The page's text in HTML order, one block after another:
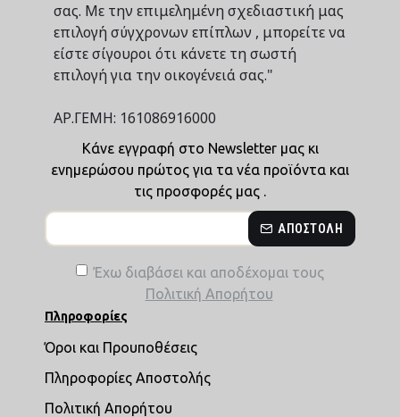
σας. Με την επιμελημένη σχεδιαστική μας
επιλογή σύγχρονων επίπλων , μπορείτε να
είστε σίγουροι ότι κάνετε τη σωστή
επιλογή για την οικογένειά σας."
ΑΡ.ΓΕΜΗ: 161086916000
Κάνε εγγραφή στο Newsletter μας κι
ενημερώσου πρώτος για τα νέα προϊόντα και
τις προσφορές μας .
ΑΠΟΣΤΟΛΉ
Έχω διαβάσει και αποδέχομαι τους
Πολιτική Απορήτου
Πληροφορίες
Όροι και Προυποθέσεις
Πληροφορίες Αποστολής
Πολιτική Απορήτου